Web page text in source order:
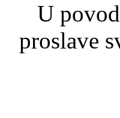
U
proslave